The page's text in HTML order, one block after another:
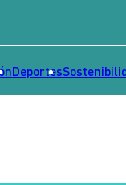
Deportes